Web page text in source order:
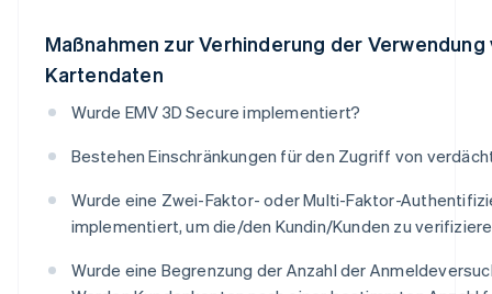
Maßnahmen zur Verhinderung der Verwendung
Kartendaten
Wurde EMV 3D Secure implementiert?
Bestehen Einschränkungen für den Zugriff von
Wurde eine Zwei-Faktor- oder Multi-Faktor-
implementiert, um die/den Kundin/Kunden zu
Wurde eine Begrenzung der Anzahl der